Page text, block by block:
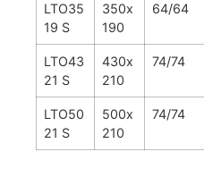
LTO35
19 S
350x
190
64/64
LTO43
21 S
430x
210
74/74
LTO50
21 S
500x
210
74/74